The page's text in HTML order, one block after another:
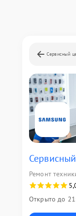
Сервисный
Ремонт
Открыто до